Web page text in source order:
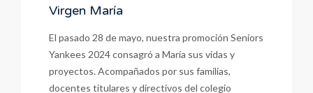
Virgen María
El pasado 28 de mayo, nuestra promoción Seniors
Yankees 2024 consagró a María sus vidas y
proyectos. Acompañados por sus familias,
docentes titulares y directivos del colegio